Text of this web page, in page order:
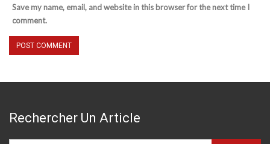
Save my name, email, and website in this browser for the next time I
comment.
Rechercher Un Article